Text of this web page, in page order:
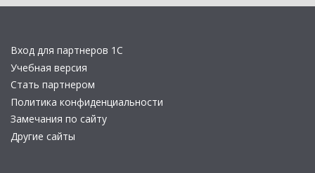
Вход для партнеров 1С
Учебная версия
Стать партнером
Политика конфиденциальности
Замечания по сайту
Другие сайты